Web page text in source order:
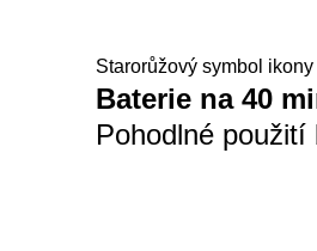
Starorůžový symbol
Baterie na 40
Pohodlné použití